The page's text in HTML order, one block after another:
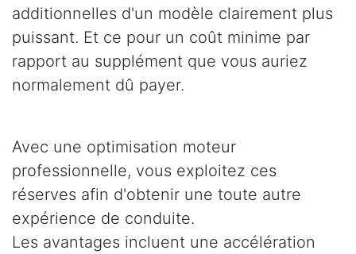
additionnelles d'un modèle clairement plus
puissant. Et ce pour un coût minime par
rapport au supplément que vous auriez
normalement dû payer.
Avec une optimisation moteur
professionnelle, vous exploitez ces
réserves afin d'obtenir une toute autre
expérience de conduite.
Les avantages incluent une accélération